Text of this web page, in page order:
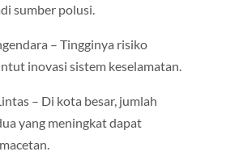
sumber polusi.
– Tingginya risiko
inovasi sistem keselamatan.
– Di kota besar, jumlah
yang meningkat dapat